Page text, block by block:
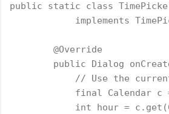
public static class
implements
        @Override
public Dialog
// Use the
final Calendar c
int hour =